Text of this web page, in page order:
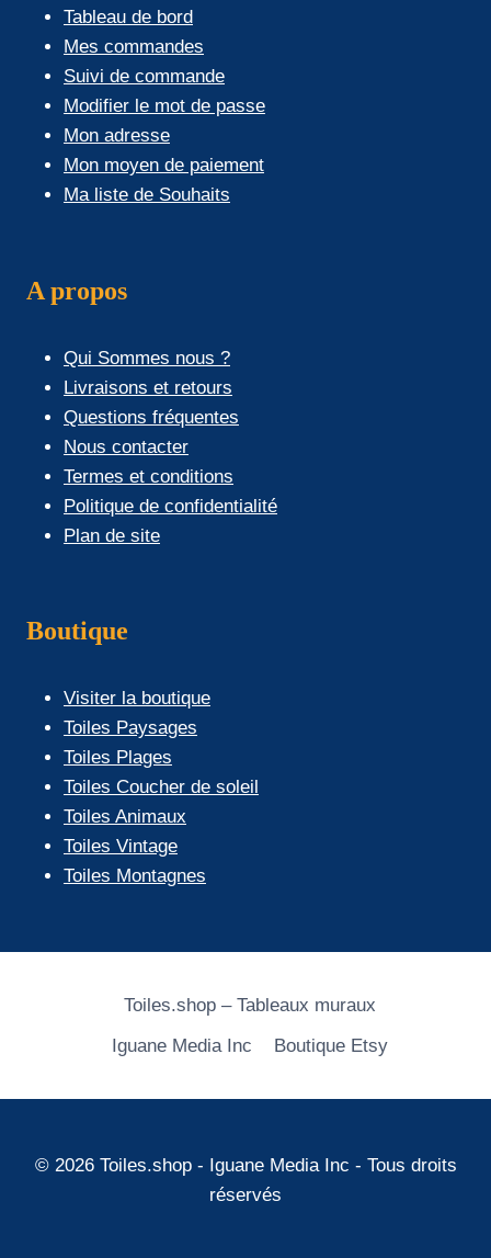
Tableau de bord
Mes commandes
Suivi de commande
Modifier le mot de passe
Mon adresse
Mon moyen de paiement
Ma liste de Souhaits
A propos
Qui Sommes nous ?
Livraisons et retours
Questions fréquentes
Nous contacter
Termes et conditions
Politique de confidentialité
Plan de site
Boutique
Visiter la boutique
Toiles Paysages
Toiles Plages
Toiles Coucher de soleil
Toiles Animaux
Toiles Vintage
Toiles Montagnes
Toiles.shop – Tableaux muraux
Iguane Media Inc
Boutique Etsy
© 2026 Toiles.shop - Iguane Media Inc - Tous droits
réservés